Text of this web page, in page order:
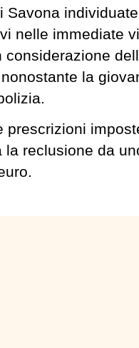
Savona
nelle immediate
la
prescrizioni
reclusione da